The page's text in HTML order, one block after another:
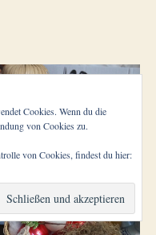
Cookies. Wenn du die
von Cookies zu.
von Cookies, findest du hier: